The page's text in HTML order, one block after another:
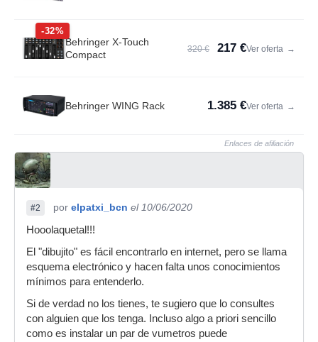
-32%
Behringer X-Touch
Compact
320 € 217 €Ver oferta →
Behringer WING Rack 1.385 €Ver oferta →
Enlaces de afiliación
#2 por elpatxi_bcn el 10/06/2020
Hooolaquetal!!!
El "dibujito" es fácil encontrarlo en internet, pero se llama
esquema electrónico y hacen falta unos conocimientos
mínimos para entenderlo.
Si de verdad no los tienes, te sugiero que lo consultes
con alguien que los tenga. Incluso algo a priori sencillo
como es instalar un par de vumetros puede